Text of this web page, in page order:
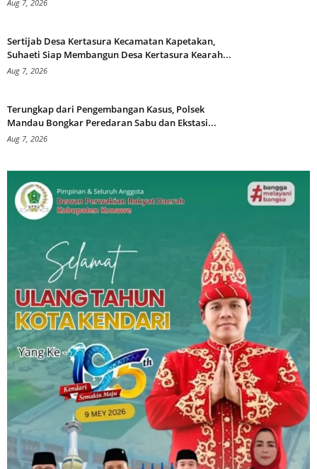
Aug 7, 2026
Sertijab Desa Kertasura Kecamatan Kapetakan,
Suhaeti Siap Membangun Desa Kertasura Kearah...
Aug 7, 2026
Terungkap dari Pengembangan Kasus, Polsek
Mandau Bongkar Peredaran Sabu dan Ekstasi...
Aug 7, 2026